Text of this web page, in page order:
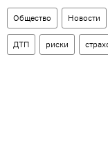
Общество Новости
ДТП риски